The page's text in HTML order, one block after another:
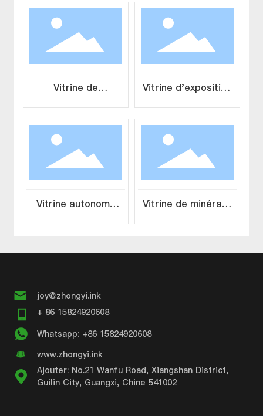
Vitrine de
présentation de
minéraux durables
en gros -
Collection de
roches
Vitrine d'exposition
de pierres
précieuses et de
minéraux de Source
Factory - Salle
d'exposition
Vitrine autonome Vitrine de minéraux
joy@zhongyi.ink
+ 86 15824920608
Whatsapp: +86 15824920608
www.zhongyi.ink
Ajouter: No.21 Wanfu Road, Xiangshan District,
Guilin City, Guangxi, Chine 541002